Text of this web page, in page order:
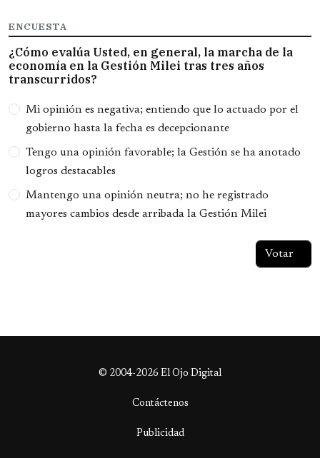
ENCUESTA
¿Cómo evalúa Usted, en general, la marcha de la
economía en la Gestión Milei tras tres años
transcurridos?
Opciones
Mi opinión es negativa; entiendo que lo actuado por el
gobierno hasta la fecha es decepcionante
Tengo una opinión favorable; la Gestión se ha anotado
logros destacables
Mantengo una opinión neutra; no he registrado
mayores cambios desde arribada la Gestión Milei
© 2004-2026 El Ojo Digital
Contáctenos
Publicidad